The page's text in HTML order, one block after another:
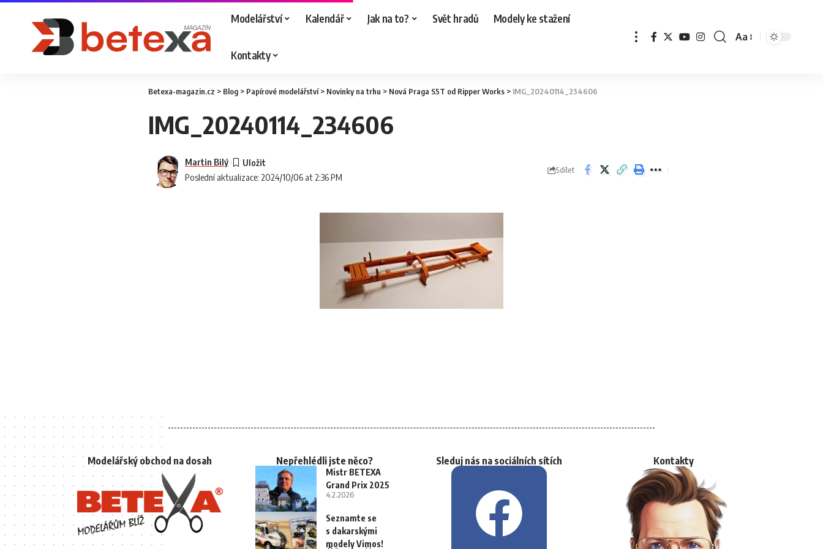
Modelářství Kalendář Jak na to? Svět hradů Modely ke stažení
Kontakty
Aa
Betexa-magazin.cz > Blog > Papírové modelářství> Novinky na trhu > Nová Praga S5T od Ripper Works > IMG_20240114_234606
IMG_20240114_234606
Poslední aktualizace: 2024/10/06 at 2:36 PM
Martin Bilý
Sdílet
Modelářský obchod na dosah Nepřehlédli jste něco?
Mistr BETEXA
Grand Prix 2025
4.2.2026
Seznamte se
s dakarskými
modely Vimos!
Sleduj nás na sociálních sítích Kontakty